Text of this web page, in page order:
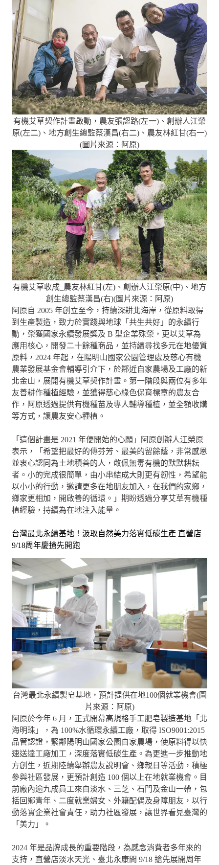
有機艾草契作計畫啟動，農友張認路(左一)、創辦人江榮
原(左二)、地方創生總監蔡漢昌(右二)、農友林紅甘(右一)
(圖片來源：阿原)
有機艾草收成_農友林紅甘(左)、創辦人江榮原(中)、地方
創生總監蔡漢昌(右)(圖片來源：阿原)
阿原自 2005 年創立至今，持續深耕北海岸，從原料取得
到生產製造，致力於實踐與地球「共生共好」的永續行
動，榮獲國家永續發展獎及 B 型企業殊榮，更以艾草為
應用核心，開發二十餘種商品，並持續尋找多元在地優質
原料，2024 年起，在陽明山國家公園管理處及慈心有機
農業發展基金會輔導引介下，於鄰近自家農場及工廠的新
北金山，展開有機艾草契作計畫。第一階段與兩位有多年
友善耕作種植經驗，並獲得慈心綠色保育標章的農友合
作，阿原透過提供有機種苗及專人輔導種植，並全額收購
等方式，讓農友安心種植。
「這個計畫是 2021 年便開始的心願」阿原創辦人江榮原
表示，「希望把最好的傳芬芳、最美的留餘蔭，非常感恩
並衷心認同為土地積善的人，敬佩無毒有機的默默耕耘
者。小的完成很簡單，由小串結成大則更有韌性，希望能
以小小的行動，邀請更多在地朋友加入，在我們的家鄉，
鄉家更相加，開啟善的循環。」期盼透過分享艾草有機種
植經驗，持續為在地注入能量。
台灣最北永續基地！汲取自然美力落實低碳生產 直營店
9/18周年慶搶先開跑
台灣最北永續製皂基地，預計提供在地100個就業機會(圖
片來源：阿原)
阿原於今年 6 月，正式開幕高規格手工肥皂製造基地「北
海明珠」，為 100%水循環永續工廠，取得 ISO9001:2015
品管認證，緊鄰陽明山國家公園自家農場，使原料得以快
速送達工廠加工，深度落實低碳生產。為更進一步推動地
方創生，近期陸續舉辦農友說明會、鄉親日等活動，積極
參與社區發展，更預計創造 100 個以上在地就業機會。目
前廠內逾九成員工來自淡水、三芝、石門及金山一帶，包
括回鄉青年、二度就業婦女、外籍配偶及身障朋友，以行
動落實企業社會責任，助力社區發展，讓世界看見臺灣的
「美力」。
2024 年是品牌成長的重要階段，為感念消費者多年來的
支持，直營店淡水天光、臺北永康間 9/18 搶先展開周年